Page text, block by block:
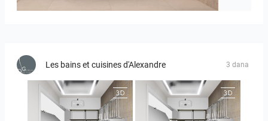
Les bains et cuisines d'Alexandre 3 dana